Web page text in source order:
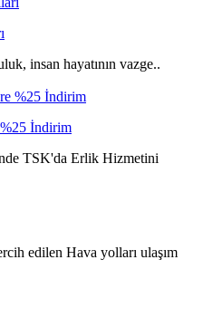
insan hayatının vazge..
İndirim
TSK'da Erlik Hizmetini
edilen Hava yolları ulaşım